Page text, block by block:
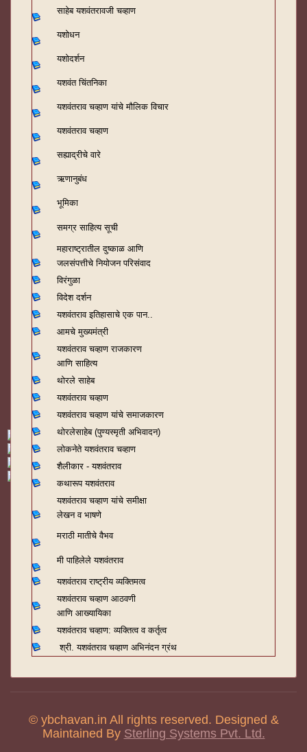
साहेब यशवंतरावजी चव्हाण
यशोधन
यशोदर्शन
यशवंत चिंतनिका
यशवंतराव चव्हाण यांचे मौलिक विचार
यशवंतराव चव्हाण
सह्याद्रीचे वारे
ऋणानुबंध
भूमिका
समग्र साहित्य सूची
महाराष्ट्रातील दुष्काळ आणि
जलसंपत्तीचे नियोजन परिसंवाद
विरंगुळा
विदेश दर्शन
यशवंतराव इतिहासाचे एक पान..
आमचे मुख्यमंत्री
यशवंतराव चव्हाण राजकारण
आणि साहित्य
थोरले साहेब
यशवंतराव चव्हाण
यशवंतराव चव्हाण यांचे समाजकारण
थोरलेसाहेब (पुण्यस्मृती अभिवादन)
लोकनेते यशवंतराव चव्हाण
शैलीकार - यशवंतराव
कथारूप यशवंतराव
यशवंतराव चव्हाण यांचे समीक्षा
लेखन व भाषणे
मराठी मातीचे वैभव
मी पाहिलेले यशवंतराव
यशवंतराव राष्ट्रीय व्यक्तिमत्व
यशवंतराव चव्हाण आठवणी
आणि आख्यायिका
यशवंतराव चव्हाण: व्यक्तित्व व कर्तृत्व
श्री. यशवंतराव चव्हाण अभिनंदन ग्रंथ
© ybchavan.in All rights reserved. Designed &
Maintained By Sterling Systems Pvt. Ltd.